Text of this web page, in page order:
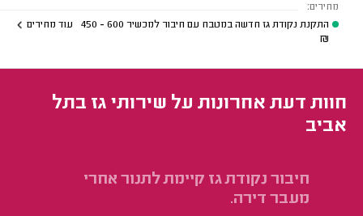
מחירים:
התקנת נקודת גז חדשה במטבח עם חיבור למכשיר 600 - 450
₪
עוד מחירים
חוות דעת אחרונות על שירותי גז בתל
אביב
חיבור נקודת גז קיימת לתנור אחרי
מעבר דירה.